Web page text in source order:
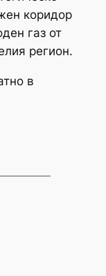
коридор
газ от
регион.
в